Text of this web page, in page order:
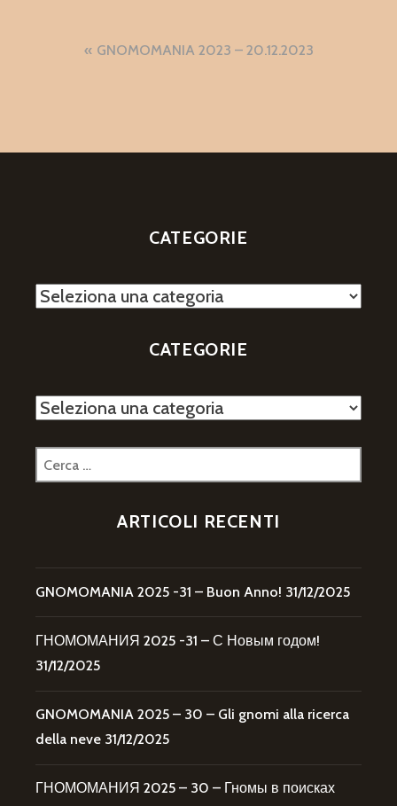
Navigazione
GNOMOMANIA 2023 – 20.12.2023
CATEGORIE
Categorie
CATEGORIE
Categorie
Ricerca
per:
ARTICOLI RECENTI
GNOMOMANIA 2025 -31 – Buon Anno! 31/12/2025
ГНОМОМАНИЯ 2025 -31 – С Новым годом!
31/12/2025
GNOMOMANIA 2025 – 30 – Gli gnomi alla ricerca
della neve 31/12/2025
ГНОМОМАНИЯ 2025 – 30 – Гномы в поисках